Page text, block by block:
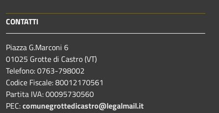
CONTATTI
Piazza G.Marconi 6
01025 Grotte di Castro (VT)
Telefono: 0763-798002
Codice Fiscale: 80012170561
Partita IVA: 00095730560
PEC:comunegrottedicastro@legalmail.it